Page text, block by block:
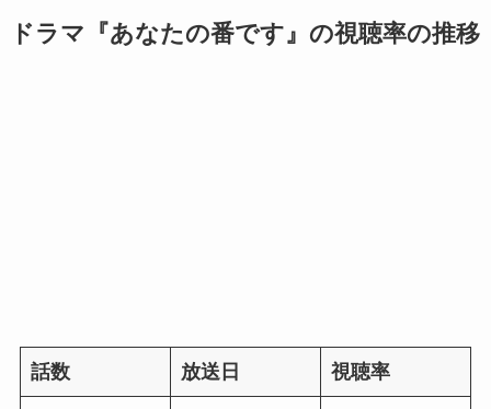
ドラマ『あなたの番です』の視聴率の推移
話数 放送日 視聴率